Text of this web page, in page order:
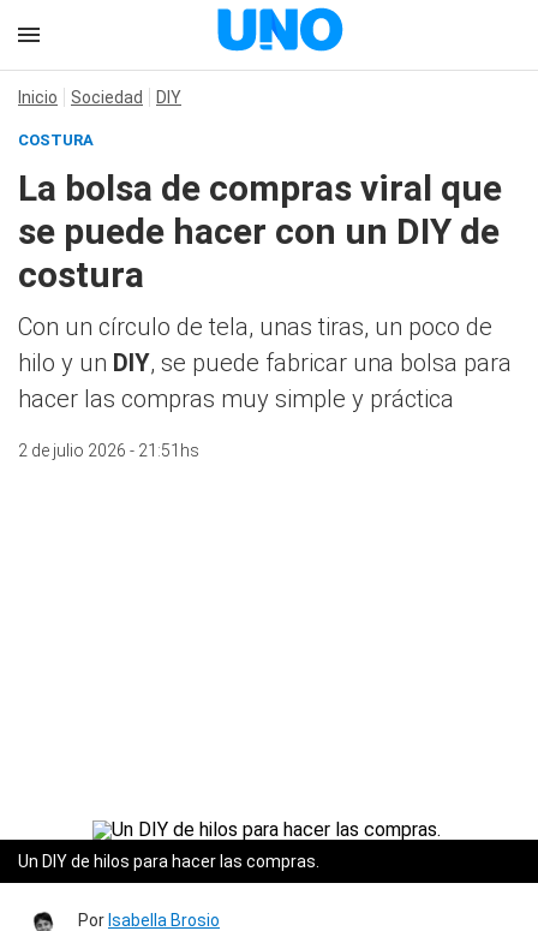
Inicio Sociedad DIY
COSTURA
La bolsa de compras viral que
se puede hacer con un DIY de
costura
Con un círculo de tela, unas tiras, un poco de
hilo y un DIY, se puede fabricar una bolsa para
hacer las compras muy simple y práctica
2 de julio 2026 - 21:51hs
Un DIY de hilos para hacer las compras.
Por Isabella Brosio